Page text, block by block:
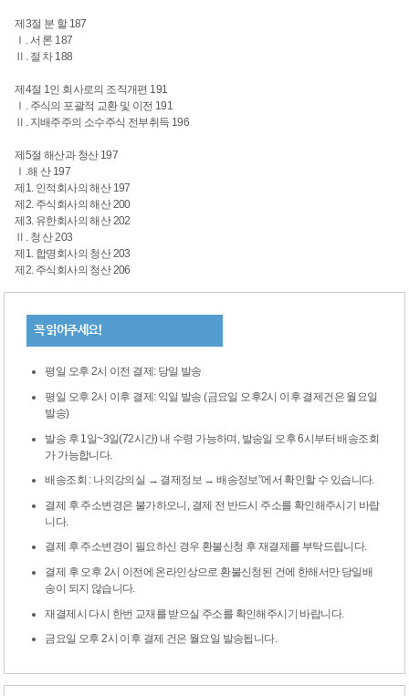
제3절 분 할 187
Ⅰ. 서 론 187
Ⅱ. 절 차 188
제4절 1인 회사로의 조직개편 191
Ⅰ. 주식의 포괄적 교환 및 이전 191
Ⅱ. 지배주주의 소수주식 전부취득 196
제5절 해산과 청산 197
Ⅰ.해 산 197
제1. 인적회사의 해산 197
제2. 주식회사의 해산200
제3. 유한회사의 해산202
Ⅱ. 청 산203
제1. 합명회사의 청산203
제2. 주식회사의 청산206
꼭 읽어주세요!
평일 오후 2시 이전 결제: 당일 발송
평일 오후 2시 이후 결제: 익일 발송 (금요일 오후2시 이후 결제건은 월요일
발송)
발송 후 1일~3일(72시간) 내 수령 가능하며, 발송일 오후 6시부터 배송조회
가 가능합니다.
배송조회 : 나의강의실 → 결제정보 → 배송정보”에서 확인할 수 있습니다.
결제 후 주소변경은 불가하오니, 결제 전 반드시 주소를 확인해주시기 바랍
니다.
결제 후 주소변경이 필요하신 경우 환불신청 후 재결제를 부탁드립니다.
결제 후 오후 2시 이전에 온라인상으로 환불신청된 건에 한해서만 당일배
송이 되지 않습니다.
재결제시 다시 한번 교재를 받으실 주소를 확인해주시기 바랍니다.
금요일 오후 2시 이후 결제 건은 월요일 발송됩니다.